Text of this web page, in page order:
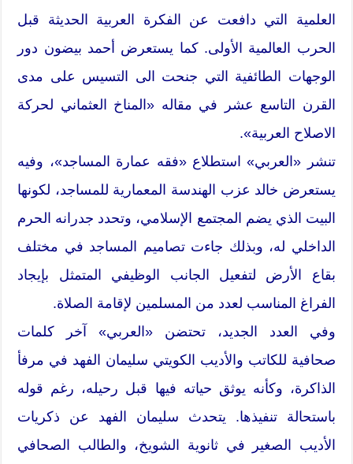
العلمية التي دافعت عن الفكرة العربية الحديثة قبل
الحرب العالمية الأولى. كما يستعرض أحمد بيضون دور
الوجهات الطائفية التي جنحت الى التسيس على مدى
القرن التاسع عشر في مقاله «المناخ العثماني لحركة
الاصلاح العربية».
تنشر «العربي» استطلاع «فقه عمارة المساجد»، وفيه
يستعرض خالد عزب الهندسة المعمارية للمساجد، لكونها
البيت الذي يضم المجتمع الإسلامي، وتحدد جدرانه الحرم
الداخلي له، وبذلك جاءت تصاميم المساجد في مختلف
بقاع الأرض لتفعيل الجانب الوظيفي المتمثل بإيجاد
الفراغ المناسب لعدد من المسلمين لإقامة الصلاة.
وفي العدد الجديد، تحتضن «العربي» آخر كلمات
صحافية للكاتب والأديب الكويتي سليمان الفهد في مرفأ
الذاكرة، وكأنه يوثق حياته فيها قبل رحيله، رغم قوله
باستحالة تنفيذها. يتحدث سليمان الفهد عن ذكريات
الأديب الصغير في ثانوية الشويخ، والطالب الصحافي